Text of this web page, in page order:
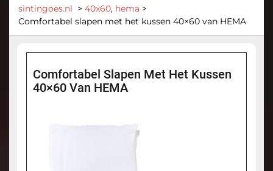
sintingoes.nl > 40x60, hema >
Comfortabel slapen met het kussen 40×60 van HEMA
Comfortabel Slapen Met Het Kussen
40×60 Van HEMA